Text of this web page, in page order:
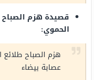
قصيدة هزم الصباح
الحموي:
هزم الصباح
عصابة بيضاء